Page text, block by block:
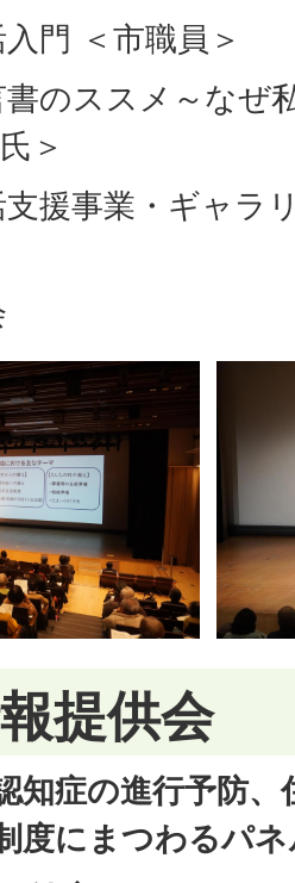
門 ＜市職員＞
のススメ～なぜ
＞
援事業・ギャラ
提供会
知症の進行予防
度にまつわるパ